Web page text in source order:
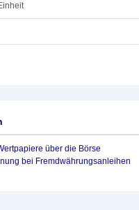
über die Börse
bei Fremdwährungsanleihen